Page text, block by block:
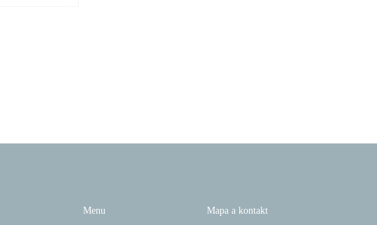
Menu Mapa a kontakt